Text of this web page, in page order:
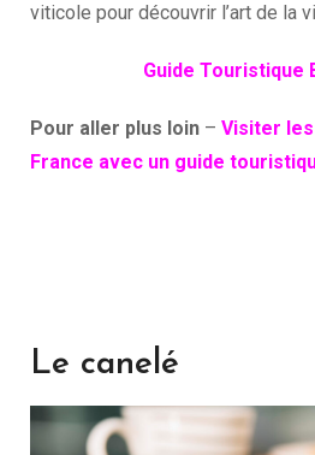
viticole pour découvrir l’art de la
Guide Touristique
Pour aller plus loin – Visiter
France avec un guide
Le canelé